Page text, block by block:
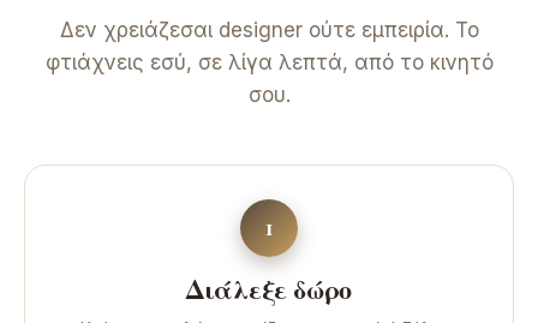
Δεν χρειάζεσαι designer ούτε εμπειρία. Το
φτιάχνεις εσύ, σε λίγα λεπτά, από το κινητό
σου.
1
Διάλεξε δώρο